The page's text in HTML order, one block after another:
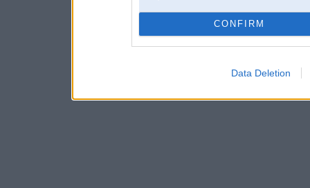
CONFIRM
Data Deletion